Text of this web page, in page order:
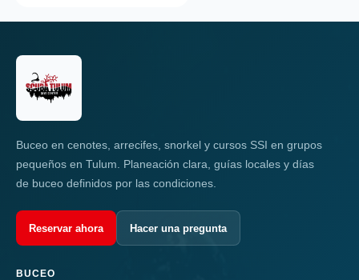
Buceo en cenotes, arrecifes, snorkel y cursos SSI en grupos
pequeños en Tulum. Planeación clara, guías locales y días
de buceo definidos por las condiciones.
Reservar ahora Hacer una pregunta
BUCEO